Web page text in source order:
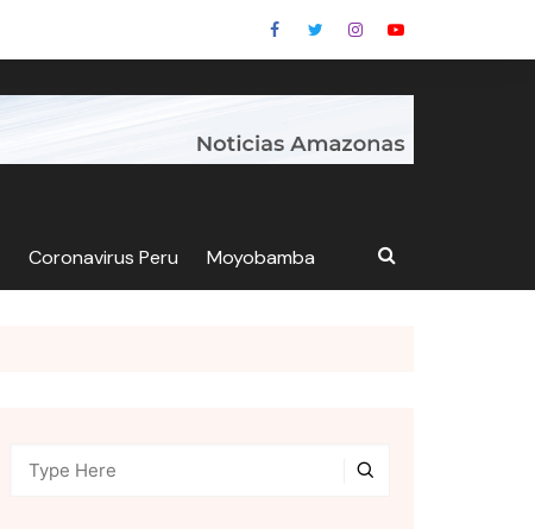
Coronavirus Peru Moyobamba